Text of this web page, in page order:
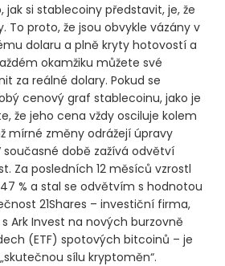
jak si stablecoiny představit, je, že
To proto, že jsou obvykle vázány v
dolaru a plně kryty hotovostí a
okamžiku můžete své
za reálné dolary. Pokud se
cenový graf stablecoinu, jako je
že jeho cena vždy osciluje kolem
mírné změny odrážejí úpravy
době zažívá odvětví
Za posledních 12 měsíců vzrostl
% a stal se odvětvím s hodnotou
21Shares – investiční firma,
Ark Invest na nových burzovně
(ETF) spotových bitcoinů – je
sílu kryptoměn“.